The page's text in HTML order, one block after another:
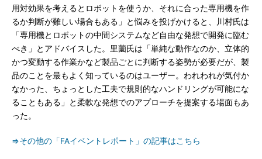
用対効果を考えるとロボットを使うか、それに合った専用機を作
るか判断が難しい場合もある」と悩みを投げかけると、川村氏は
「専用機とロボットの中間システムなど自由な発想で開発に臨む
べき」とアドバイスした。里薗氏は「単純な動作なのか、立体的
かつ変動する作業かなど製品ごとに判断する姿勢が必要だが、製
品のことを最もよく知っているのはユーザー。われわれが気付か
なかった、ちょっとした工夫で規則的なハンドリングが可能にな
ることもある」と柔軟な発想でのアプローチを提案する場面もあ
った。
⇒その他の「FAイベントレポート」の記事はこちら